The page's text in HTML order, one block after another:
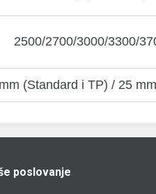
2500/2700/3000/3300/
(Standard i TP) / 25
poslovanje